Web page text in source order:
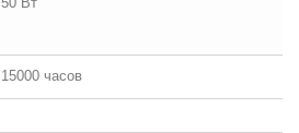
15000 часов